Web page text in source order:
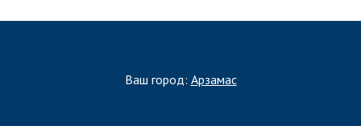
Ваш город: Арзамас